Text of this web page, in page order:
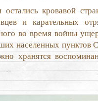
остались кровавой
и карательных
во время войны
населенных пунктов
хранятся